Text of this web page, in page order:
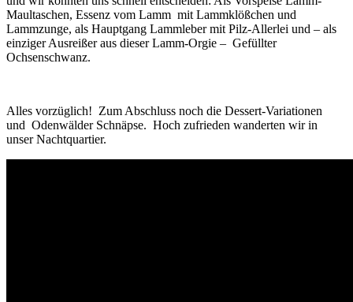
Maultaschen, Essenz vom Lamm mit Lammklößchen und
Lammzunge, als Hauptgang Lammleber mit Pilz-Allerlei und – als
einziger Ausreißer aus dieser Lamm-Orgie – Gefüllter
Ochsenschwanz.
Alles vorzüglich! Zum Abschluss noch die Dessert-Variationen
und Odenwälder Schnäpse. Hoch zufrieden wanderten wir in
unser Nachtquartier.